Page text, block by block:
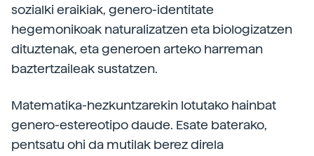
sozialki eraikiak, genero-identitate
hegemonikoak naturalizatzen eta biologizatzen
dituztenak, eta generoen arteko harreman
baztertzaileak sustatzen.
Matematika-hezkuntzarekin lotutako hainbat
genero-­estereotipo daude. Esate baterako,
pentsatu ohi da mutilak berez direla